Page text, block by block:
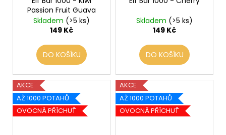
Passion Fruit Guava
Skladem (>5 ks)
149 Kč
DO KOŠÍKU
Skladem (>5 ks)
149 Kč
DO KOŠÍKU
AKCE
AŽ 1000 POTAHŮ
OVOCNÁ PŘÍCHUŤ
AKCE
AŽ 1000 POTAHŮ
OVOCNÁ PŘÍCHUŤ